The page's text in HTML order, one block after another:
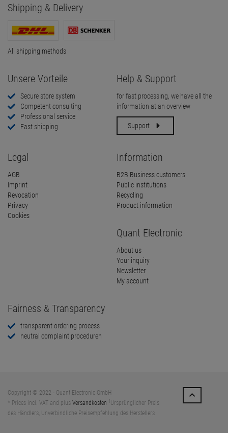
Shipping & Delivery
All shipping methods
Unsere Vorteile
Secure store system
Competent consulting
Professional service
Fast shipping
Help & Support
for fast processing, we have all the
information at an overview
Support
Legal
AGB
Imprint
Revocation
Privacy
Cookies
Information
B2B Business customers
Public institutions
Recycling
Product information
Quant Electronic
About us
Your inquiry
Newsletter
My account
Fairness & Transparency
transparent ordering process
neutral complaint proceduren
Copyright © 2022 - Quant Electronic GmbH
* Prices incl. VAT and plus Versandkosten
Ursprünglicher Preis
des Händlers, Unverbindliche Preisempfehlung des Herstellers